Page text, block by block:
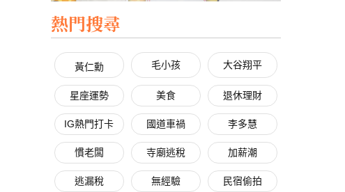
熱門搜尋
黃仁勳 毛小孩 大谷翔平
星座運勢 美食 退休理財
IG熱門打卡 國道車禍 李多慧
慣老闆 寺廟逃稅 加薪潮
逃漏稅 無經驗 民宿偷拍